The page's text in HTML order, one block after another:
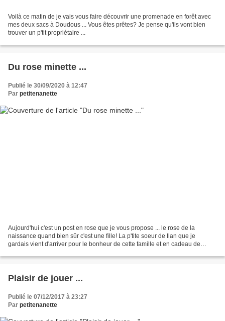
Voilà ce matin de je vais vous faire découvrir une promenade en forêt avec
mes deux sacs à Doudous ... Vous êtes prêtes? Je pense qu'ils vont bien
trouver un p'tit propriétaire ...
Du rose minette ...
Publié le 30/09/2020 à 12:47
Par petitenanette
Aujourd'hui c'est un post en rose que je vous propose ... le rose de la
naissance quand bien sûr c'est une fille! La p'tite soeur de Ilan que je
gardais vient d'arriver pour le bonheur de cette famille et en cadeau de
Plaisir de jouer ...
Publié le 07/12/2017 à 23:27
Par petitenanette